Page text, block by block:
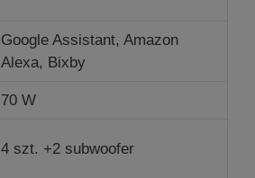
Google Assistant, Amazon
Alexa, Bixby
70 W
4 szt. +2 subwoofer